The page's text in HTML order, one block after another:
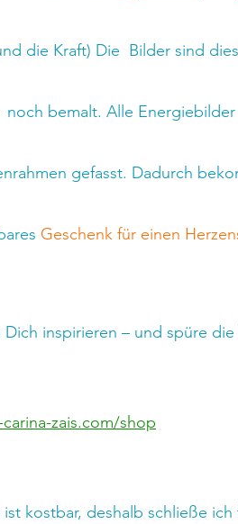
die Kraft) Die  Bilder sind
noch bemalt. Alle
gefasst. Dadurch
Geschenk für einen
Dich inspirieren – und spüre
zais.com/shop
kostbar, deshalb schließe